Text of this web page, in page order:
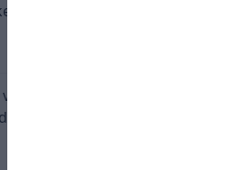
škole Mariána
v hodine dvanástej!
zariadil triumf Žiliny v